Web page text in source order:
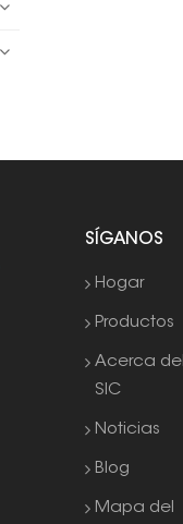
SÍGANOS
Hogar
Productos
Acerca del
SIC
Noticias
Blog
Mapa del